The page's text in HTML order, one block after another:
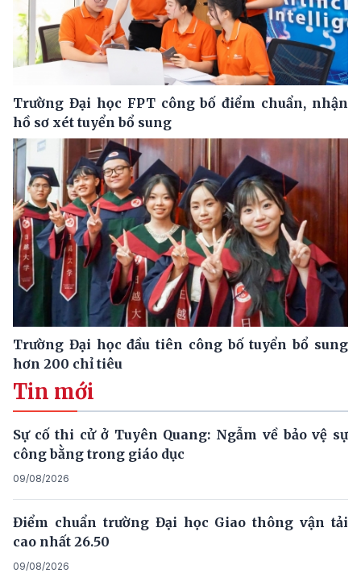
Trường Đại học FPT công bố điểm chuẩn, nhận
hồ sơ xét tuyển bổ sung
Trường Đại học đầu tiên công bố tuyển bổ sung
hơn 200 chỉ tiêu
Tin mới
Sự cố thi cử ở Tuyên Quang: Ngẫm về bảo vệ sự
công bằng trong giáo dục
09/08/2026
Điểm chuẩn trường Đại học Giao thông vận tải
cao nhất 26.50
09/08/2026